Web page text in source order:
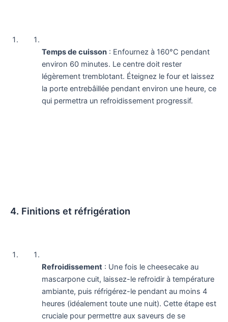
Temps de cuisson: Enfournez à 160°C pendant
environ 60 minutes. Le centre doit rester
légèrement tremblotant. Éteignez le four et laissez
la porte entrebâillée pendant environ une heure, ce
qui permettra un refroidissement progressif.
4. Finitions et réfrigération
Refroidissement: Une fois le cheesecake au
mascarpone cuit, laissez-le refroidir à température
ambiante, puis réfrigérez-le pendant au moins 4
heures (idéalement toute une nuit). Cette étape est
cruciale pour permettre aux saveurs de se